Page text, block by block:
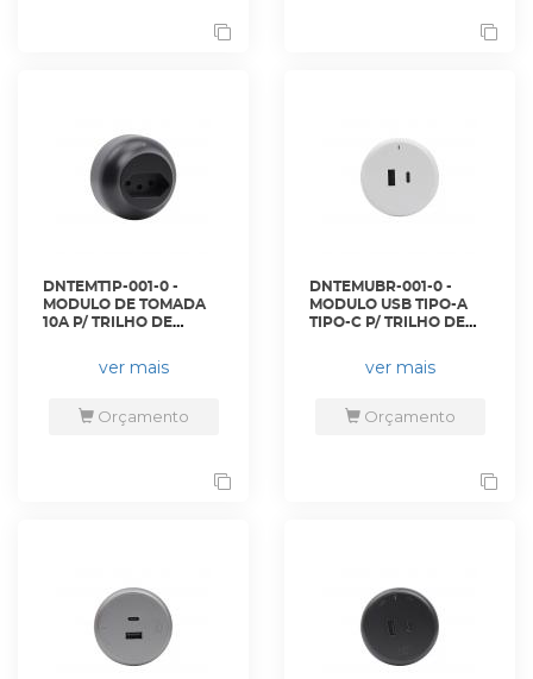
DNTEMT1P-001-0 -
MODULO DE TOMADA
10A P/ TRILHO DE
TEMT10A-PT - D-NET
ver mais
Orçamento
DNTEMUBR-001-0 -
MODULO USB TIPO-A
TIPO-C P/ TRILHO DE
TEMUSB-BR - D-NET
ver mais
Orçamento